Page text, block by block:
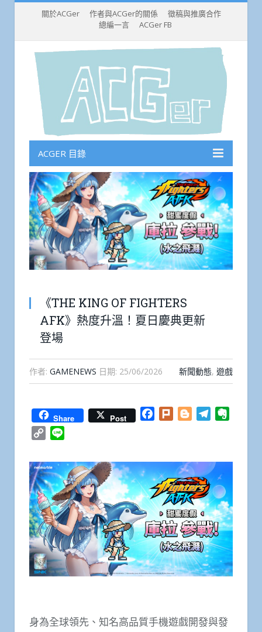
關於ACGer 作者與ACGer的關係
徵稿與推廣合作
總編一言
ACGer FB
ACGER 目錄
《THE KING OF FIGHTERS
AFK》熱度升溫！夏日慶典更新
登場
作者: GAMENEWS 日期: 25/06/2026 新聞動態, 遊戲
Share Post Facebook
Plurk BloggerTelegram
Copy
身為全球領先、知名高品質手機遊戲開發與發